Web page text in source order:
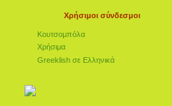
Χρήσιμοι σύνδεσμοι
Κουτσομπόλα
Χρήσιμα
Greeklish σε Ελληνικά